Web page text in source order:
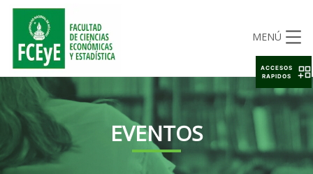
MENÚ
EVENTOS
ACCESOS
RAPIDOS